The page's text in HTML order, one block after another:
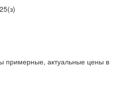
примерные, актуальные цены в